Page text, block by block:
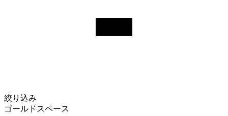
絞り込み
ゴールドスペース